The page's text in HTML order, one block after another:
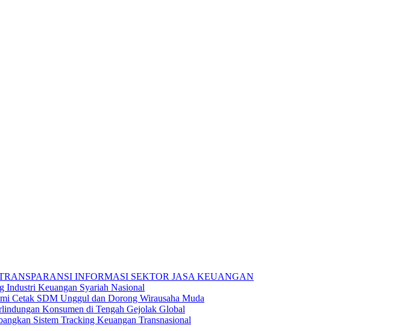
INFORMASI SEKTOR JASA KEUANGAN
Keuangan Syariah Nasional
Cetak SDM Unggul dan Dorong Wirausaha Muda
Konsumen di Tengah Gejolak Global
Sistem Tracking Keuangan Transnasional